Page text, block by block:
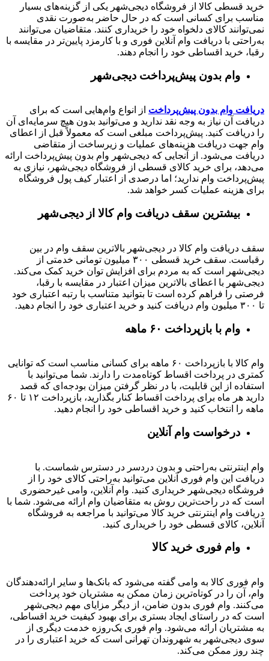
خرید قسطی کالا از فروشگاه دیجی‌شهر یکی از گزینه‌های بسیار
مناسب برای کسانی است که در حال حاضر به‌صورت نقدی
نمی‌توانند کالای دلخواه خود را خریداری کنند. متقاضیان می‌توانند
به‌راحتی با دریافت وام آنلاین فوری و با کارمزد پایین‌تر در مقایسه با
رقبا، خرید اقساطی خود را انجام دهند.
وام بدون پیش‌پرداخت‌ دیجی‌شهر
دریافت وام بدون پیش‌پرداخت از انواع وام‌هایی است که برای
دریافت آن نیاز به وجه نقد ندارید و می‌توانید بدون هیچ سرمایه‌ای آن
را دریافت کنید. پیش‌پرداخت مبلغی است که معمولاً قبل از اعطای
وام جهت دریافت هزینه‌های عملیات و زیرساخت از متقاضی
دریافت می‌شود. از آنجایی که دیجی‌شهر وام بدون پیش‌پرداخت ارائه
می‌دهد، برای خرید کالای قسطی از فروشگاه دیجی‌شهر، نیازی به
پیش‌پرداخت وام ندارید؛ اما درصدی از اعتبار کیف پول فروشگاه
برای هزینه عملیات کسر خواهد شد.
بیشترین سقف دریافت وام کالا از دیجی‌شهر
سقف دریافت وام کالا در دیجی‌شهر بالاترین سقف وام در بین
رقباست. سقف خرید قسطی ۳۰۰ میلیون تومانی خدمتی از
دیجی‌شهر است که به مردم برای افزایش توان خرید کمک می‌کند.
دیجی‌شهر با اعطای بالاترین میزان اعتبار در مقایسه با رقبا،
فرصتی را فراهم کرده است تا بتوانید متناسب با رتبه اعتباری خود
تا ۳۰۰ میلیون وام دریافت کنید و خرید اعتباری خود را انجام دهید.
وام با بازپرداخت ۶۰ ماهه
وام کالا با بازپرداخت ۶۰ ماهه برای کسانی مناسب است که توانایی
کمتری در پرداخت اقساط کوتاه‌مدت را دارند. شما می‌توانید با
استفاده از این قابلیت، با در نظر گرفتن میزان بودجه‌ای که قصد
دارید هر ماه برای پرداخت اقساط کنار بگذارید، بازپرداخت ۱۲ تا ۶۰
ماهه را انتخاب کنید و خرید اقساطی خود را انجام دهید.
درخواست وام آنلاین
وام اینترنتی به‌راحتی و بدون دردسر در دسترس شماست. با
دریافت این وام فوری آنلاین می‌توانید به‌راحتی کالای خود را از
فروشگاه دیجی‌شهر خریداری کنید. وام آنلاین، وامی غیرحضوری
است که در راحت‌ترین روش به متقاضیان وام ارائه می‌شود. شما با
دریافت وام اینترنتی خرید کالا می‌توانید با مراجعه به فروشگاه
آنلاین، کالای قسطی خود را خریداری کنید.
وام فوری خرید کالا
وام فوری کالا به وامی گفته می‌شود که بانک‌ها و سایر ارائه‌دهندگان
وام، آن را در کوتاه‌ترین زمان ممکن به مشتریان خود پرداخت
می‌کنند. وام فوری بدون ضامن، از دیگر مزایای مهم دیجی‌شهر
است که در راستای ایجاد بستری برای بهبود کیفیت خرید اقساطی،
به مشتریان ارائه می‌شود. وام فوری یک‌روزه خدمت دیگری از
سوی دیجی‌شهر به شهروندان تهرانی است که خرید اعتباری را در
چند روز ممکن می‌کند.